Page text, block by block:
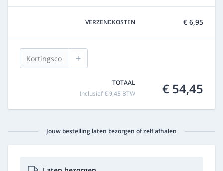
VERZENDKOSTEN € 6,95
+
TOTAAL
Inclusief€ 9,45 BTW € 54,45
Jouw bestelling laten bezorgen of zelf afhalen